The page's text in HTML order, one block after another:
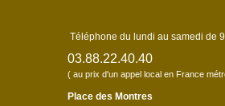
Téléphone du lundi au samedi de
03.88.22.40.40
( au prix d'un appel local en France
Place des Montres